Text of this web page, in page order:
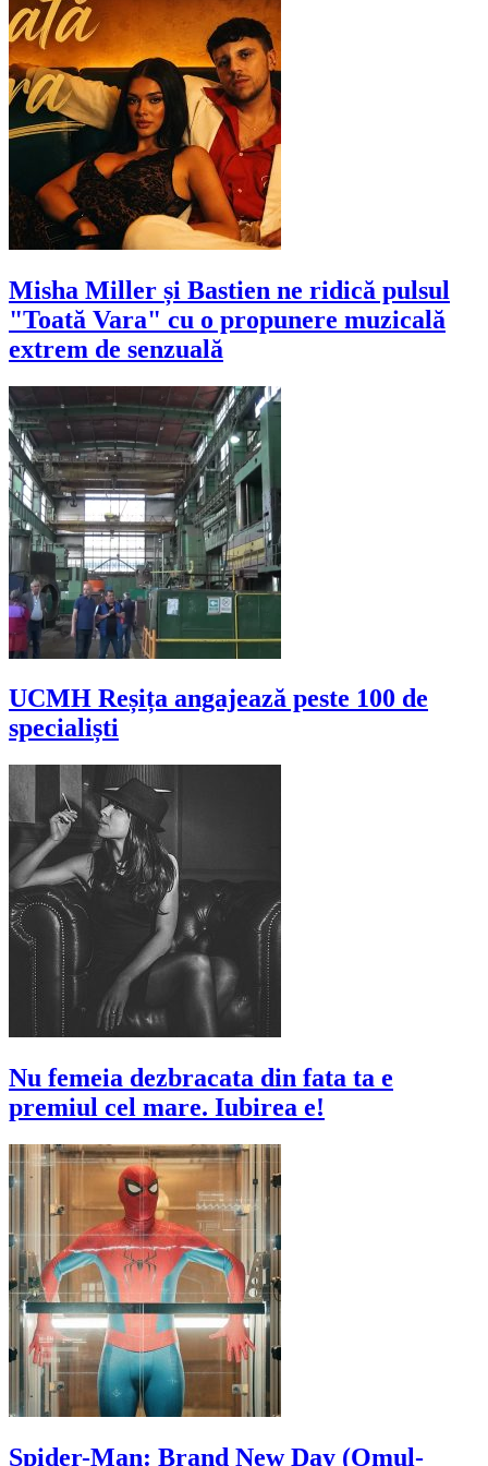
Misha Miller și Bastien ne ridică pulsul
"Toată Vara" cu o propunere muzicală
extrem de senzuală
UCMH Reșița angajează peste 100 de
specialiști
Nu femeia dezbracata din fata ta e
premiul cel mare. Iubirea e!
Spider-Man: Brand New Day (Omul-